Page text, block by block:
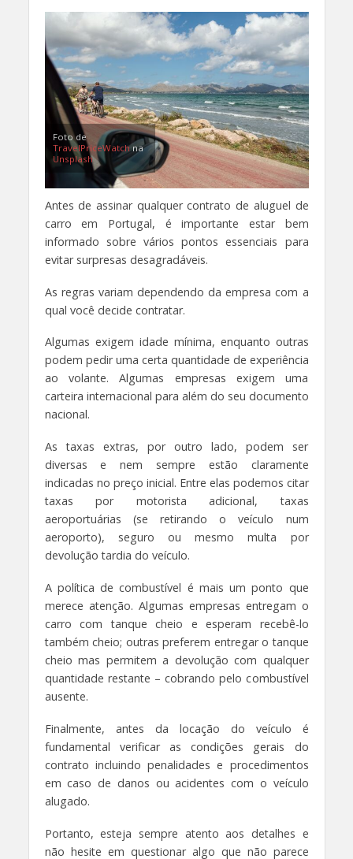
Foto de
TravelPriceWatchna
Unsplash
Antes de assinar qualquer contrato de aluguel de
carro em Portugal, é importante estar bem
informado sobre vários pontos essenciais para
evitar surpresas desagradáveis.
As regras variam dependendo da empresa com a
qual você decide contratar.
Algumas exigem idade mínima, enquanto outras
podem pedir uma certa quantidade de experiência
ao volante. Algumas empresas exigem uma
carteira internacional para além do seu documento
nacional.
As taxas extras, por outro lado, podem ser
diversas e nem sempre estão claramente
indicadas no preço inicial. Entre elas podemos citar
taxas por motorista adicional, taxas
aeroportuárias (se retirando o veículo num
aeroporto), seguro ou mesmo multa por
devolução tardia do veículo.
A política de combustível é mais um ponto que
merece atenção. Algumas empresas entregam o
carro com tanque cheio e esperam recebê-lo
também cheio; outras preferem entregar o tanque
cheio mas permitem a devolução com qualquer
quantidade restante – cobrando pelo combustível
ausente.
Finalmente, antes da locação do veículo é
fundamental verificar as condições gerais do
contrato incluindo penalidades e procedimentos
em caso de danos ou acidentes com o veículo
alugado.
Portanto, esteja sempre atento aos detalhes e
não hesite em questionar algo que não parece